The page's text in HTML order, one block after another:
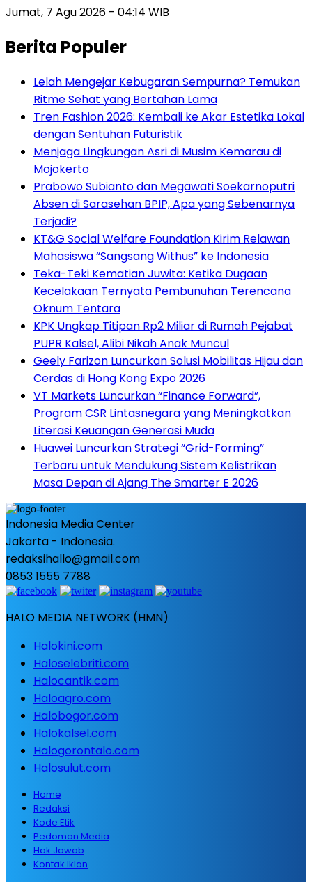
Jumat, 7 Agu 2026 - 04:14 WIB
Berita Populer
Lelah Mengejar Kebugaran Sempurna? Temukan
Ritme Sehat yang Bertahan Lama
Tren Fashion 2026: Kembali ke Akar Estetika Lokal
dengan Sentuhan Futuristik
Menjaga Lingkungan Asri di Musim Kemarau di
Mojokerto
Prabowo Subianto dan Megawati Soekarnoputri
Absen di Sarasehan BPIP, Apa yang Sebenarnya
Terjadi?
KT&G Social Welfare Foundation Kirim Relawan
Mahasiswa “Sangsang Withus” ke Indonesia
Teka-Teki Kematian Juwita: Ketika Dugaan
Kecelakaan Ternyata Pembunuhan Terencana
Oknum Tentara
KPK Ungkap Titipan Rp2 Miliar di Rumah Pejabat
PUPR Kalsel, Alibi Nikah Anak Muncul
Geely Farizon Luncurkan Solusi Mobilitas Hijau dan
Cerdas di Hong Kong Expo 2026
VT Markets Luncurkan “Finance Forward”,
Program CSR Lintasnegara yang Meningkatkan
Literasi Keuangan Generasi Muda
Huawei Luncurkan Strategi “Grid-Forming”
Terbaru untuk Mendukung Sistem Kelistrikan
Masa Depan di Ajang The Smarter E 2026
Indonesia Media Center
Jakarta - Indonesia.
redaksihallo@gmail.com
0853 1555 7788
HALO MEDIA NETWORK (HMN)
Halokini.com
Haloselebriti.com
Halocantik.com
Haloagro.com
Halobogor.com
Halokalsel.com
Halogorontalo.com
Halosulut.com
Home
Redaksi
Kode Etik
Pedoman Media
Hak Jawab
Kontak Iklan